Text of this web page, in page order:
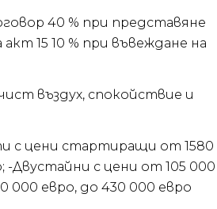
40 % при представяне
15 10 % при въвеждане на
въздух, спокойствие и
с цени стартиращи от 1580
-Двустайни с цени от 105 000
000 евро, до 430 000 евро